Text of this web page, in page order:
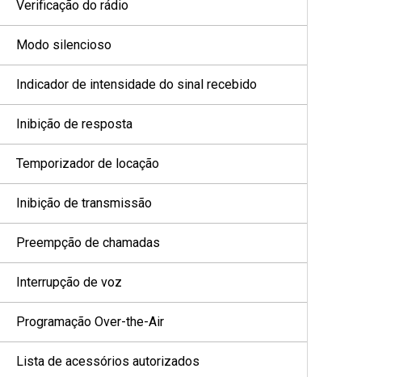
Verificação do rádio
Modo silencioso
Indicador de intensidade do sinal recebido
Inibição de resposta
Temporizador de locação
Inibição de transmissão
Preempção de chamadas
Interrupção de voz
Programação Over-the-Air
Lista de acessórios autorizados